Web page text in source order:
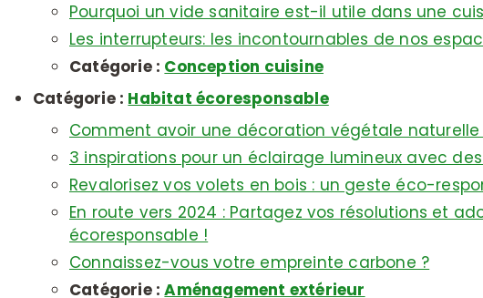
Pourquoi un vide sanitaire est-il utile dans une
Les interrupteurs: les incontournables de nos
Catégorie : Conception cuisine
Catégorie : Habitat écoresponsable
Comment avoir une décoration végétale
3 inspirations pour un éclairage lumineux avec des
Revalorisez vos volets en bois : un geste éco-
En route vers 2024 : Partagez vos résolutions et
écoresponsable !
Connaissez-vous votre empreinte carbone ?
Catégorie :Aménagement extérieur